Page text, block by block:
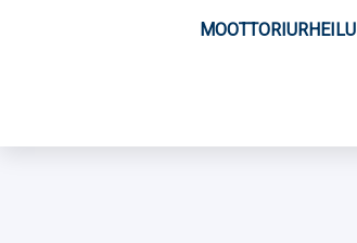
MOOTTORIURHEILU